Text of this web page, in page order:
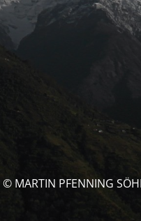
© MARTIN PFENNING